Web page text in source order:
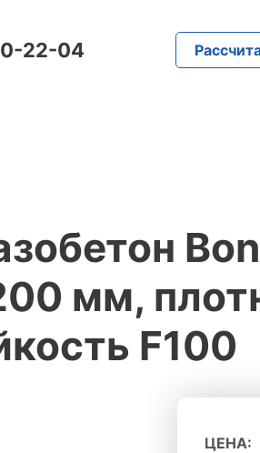
22-04
мм,
F100
ЦЕНА: